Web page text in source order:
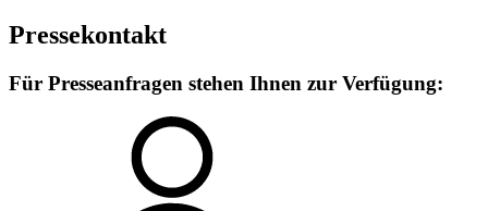
Pressekontakt
Für Presseanfragen stehen Ihnen zur Verfügung: